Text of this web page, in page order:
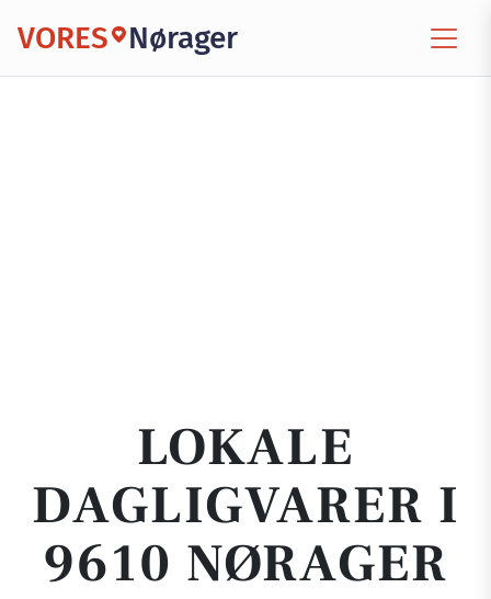
VORES Nørager
LOKALE
DAGLIGVARER I
9610 NØRAGER